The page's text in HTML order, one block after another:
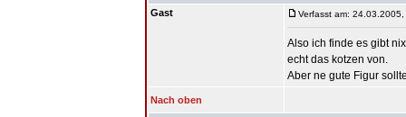
Gast Verfasst am:
Also ich finde es gibt
echt das kotzen von.
Aber ne gute Figur
Nach oben